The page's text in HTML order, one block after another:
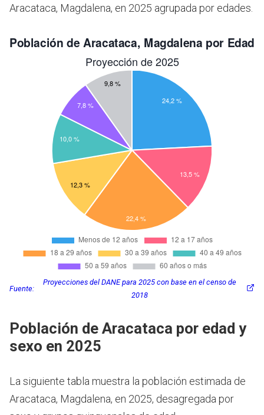
Aracataca, Magdalena, en 2025 agrupada por edades.
Fuente:
Proyecciones del DANE para 2025 con base en el censo de
2018
Población de Aracataca por edad y
sexo en 2025
La siguiente tabla muestra la población estimada de
Aracataca, Magdalena, en 2025, desagregada por